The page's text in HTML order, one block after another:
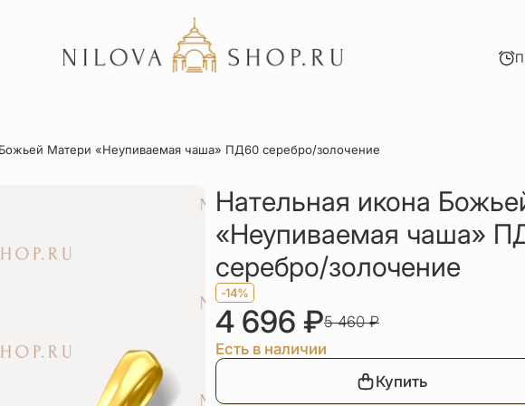
Акции
Матери «Неупиваемая чаша» ПД60 серебро/золочение
Нательная икона
«Неупиваемая чаша»
серебро/золочение
-14%
4 696 ₽5 460₽
Есть в наличии
Купить